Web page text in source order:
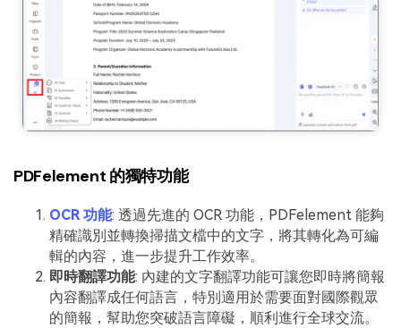
PDFelement 的獨特功能
OCR 功能: 透過先進的 OCR 功能，PDFelement 能夠
精確識別並轉換掃描文檔中的文字，將其轉化為可編
輯的內容，進一步提升工作效率。
即時翻譯功能: 內建的文字翻譯功能可讓您即時將簡報
內容翻譯成任何語言，特別適用於需要面對國際觀眾
的簡報，幫助您突破語言障礙，順利進行全球交流。